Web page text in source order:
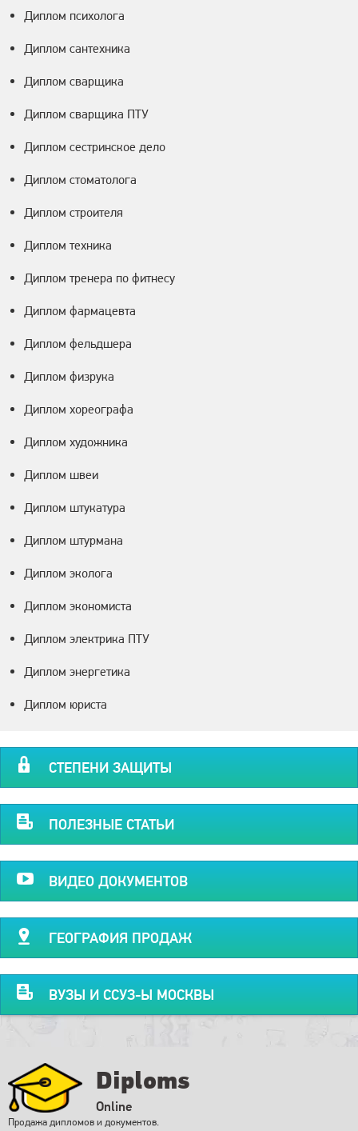
Диплом психолога
Диплом сантехника
Диплом сварщика
Диплом сварщика ПТУ
Диплом сестринское дело
Диплом стоматолога
Диплом строителя
Диплом техника
Диплом тренера по фитнесу
Диплом фармацевта
Диплом фельдшера
Диплом физрука
Диплом хореографа
Диплом художника
Диплом швеи
Диплом штукатура
Диплом штурмана
Диплом эколога
Диплом экономиста
Диплом электрика ПТУ
Диплом энергетика
Диплом юриста
СТЕПЕНИ ЗАЩИТЫ
ПОЛЕЗНЫЕ СТАТЬИ
ВИДЕО ДОКУМЕНТОВ
ГЕОГРАФИЯ ПРОДАЖ
ВУЗЫ И ССУЗ-Ы МОСКВЫ
Diploms
Online
Продажа дипломов и документов.